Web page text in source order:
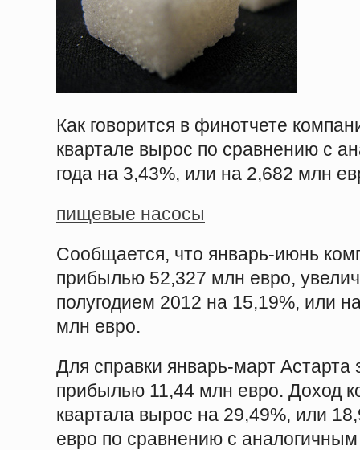
Как говорится в финотчете
квартале вырос по сравнению с
года на 3,43%, или на 2,682 млн
пищевые насосы
Сообщается, что январь-июнь
прибылью 52,327 млн евро,
полугодием 2012 на 15,19%, или
млн евро.
Для справки январь-март Астарта
прибылью 11,44 млн евро. Доход
квартала вырос на 29,49%, или
евро по сравнению с